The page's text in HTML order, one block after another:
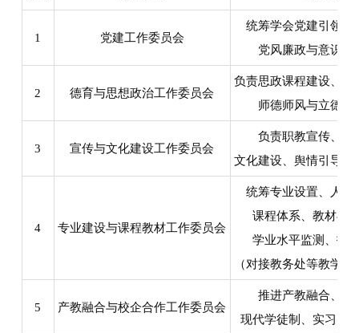
1 党建工作委员会
统筹学会党建引领、
党风廉政与意识形
2 德育与思想政治工作委员会
负责思政课程建设、德
师德师风与立德树
3 宣传与文化建设工作委员会
负责职教宣传、品
文化建设、舆情引导与
4 专业建设与课程教材工作委员会
统筹专业设置、人才
课程体系、教材与
学业水平监测、技
（对接教务处等教学
5 产教融合与校企合作工作委员会
推进产教融合、校
现代学徒制、实习实